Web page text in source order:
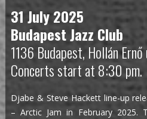
31 July 2025
Budapest Jazz Club
1136 Budapest, Hollán Ernő
Concerts start at 8:30 pm.
Djabe & Steve Hackett line-up
– Arctic Jam in February 2025.